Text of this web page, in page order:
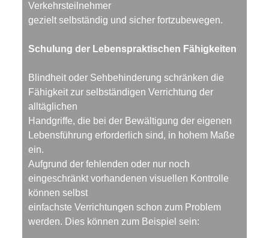
Verkehrsteilnehmer
gezielt selbständig und sicher fortzubewegen.
Schulung der Lebenspraktischen Fähigkeiten
Blindheit oder Sehbehinderung schränken die
Fähigkeit zur selbständigen Verrichtung der
alltäglichen
Handgriffe, die bei der Bewältigung der eigenen
Lebensführung erforderlich sind, in hohem Maße
ein.
Aufgrund der fehlenden oder nur noch
eingeschränkt vorhandenen visuellen Kontrolle
können selbst
einfachste Verrichtungen schon zum Problem
werden. Dies können zum Beispiel sein: